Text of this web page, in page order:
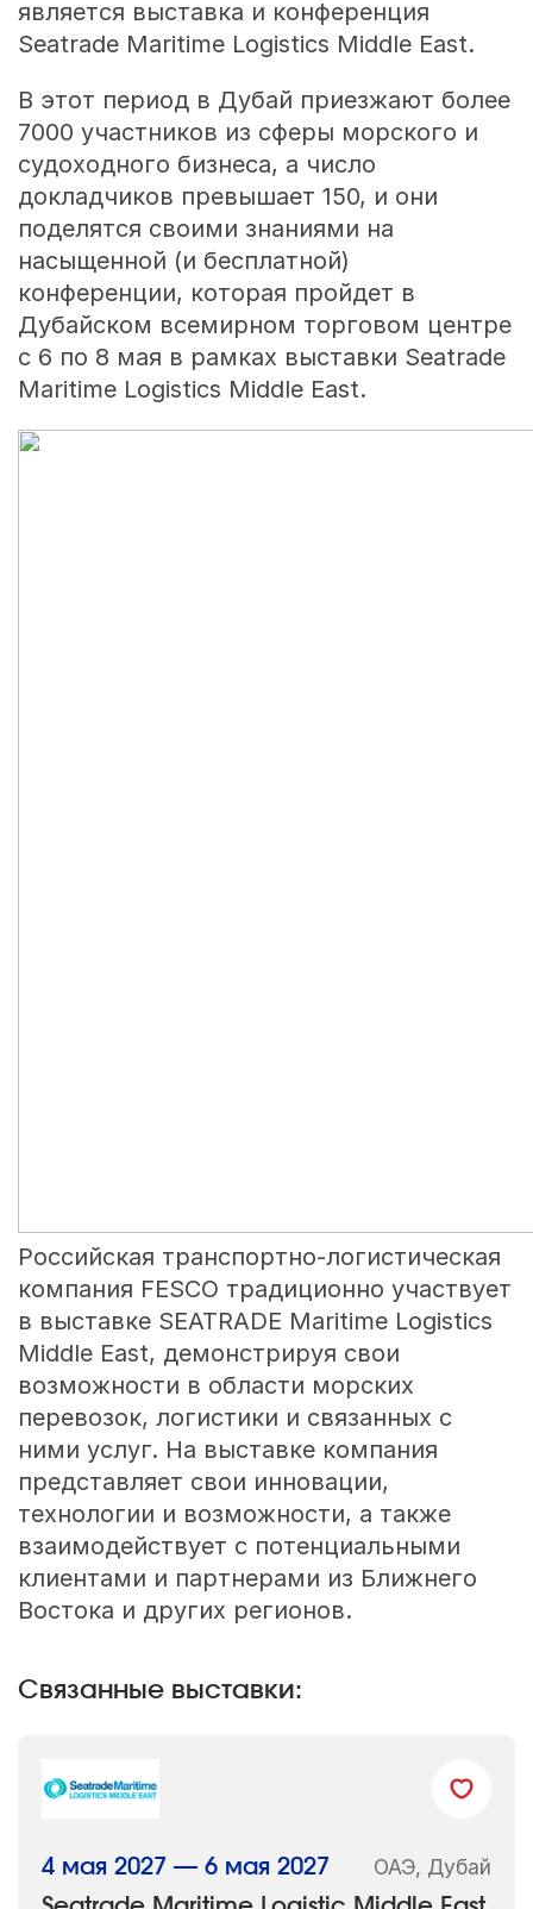
является выставка и конференция
Seatrade Maritime Logistics Middle East.
В этот период в Дубай приезжают более
7000 участников из сферы морского и
судоходного бизнеса, а число
докладчиков превышает 150, и они
поделятся своими знаниями на
насыщенной (и бесплатной)
конференции, которая пройдет в
Дубайском всемирном торговом центре
с 6 по 8 мая в рамках выставки Seatrade
Maritime Logistics Middle East.
Российская транспортно-логистическая
компания FESCO традиционно участвует
в выставке SEATRADE Maritime Logistics
Middle East, демонстрируя свои
возможности в области морских
перевозок, логистики и связанных с
ними услуг. На выставке компания
представляет свои инновации,
технологии и возможности, а также
взаимодействует с потенциальными
клиентами и партнерами из Ближнего
Востока и других регионов.
Связанные выставки:
4 мая 2027 — 6 мая 2027 ОАЭ, Дубай